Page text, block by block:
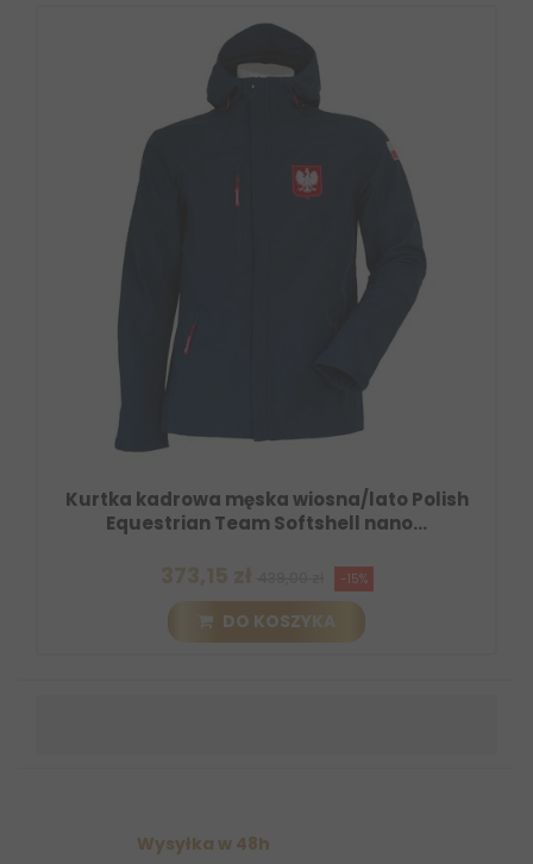
Kurtka kadrowa męska wiosna/lato Polish
Equestrian Team Softshell nano...
-15%
DO KOSZYKA
Wysyłka w 48h